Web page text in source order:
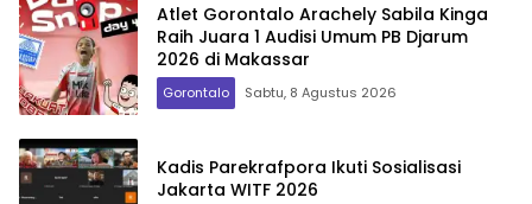
Atlet Gorontalo Arachely Sabila Kinga
Raih Juara 1 Audisi Umum PB Djarum
2026 di Makassar
Gorontalo Sabtu, 8 Agustus 2026
Kadis Parekrafpora Ikuti Sosialisasi
Jakarta WITF 2026